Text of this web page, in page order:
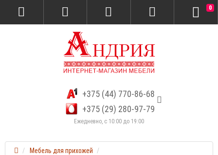
+375 (44) 770-86-68
+375 (29) 280-97-79
Ежедневно, с 10:00 до 19:00
0
Мебель для прихожей